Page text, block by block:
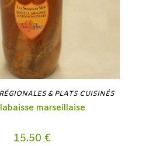
& PLATS CUISINÉS
marseillaise
15.50 €